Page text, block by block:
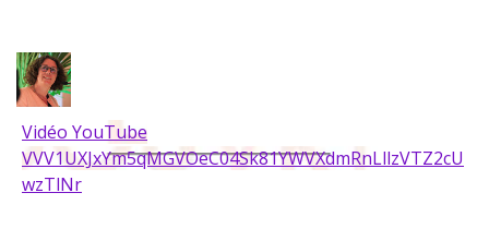
Vidéo YouTube
VVV1UXJxYm5qMGVOeC04Sk81YWVXdmRnLllzVTZ2cU
wzTlNr